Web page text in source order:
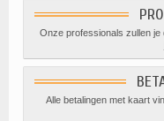
Onze professionals zullen
Alle betalingen met kaart